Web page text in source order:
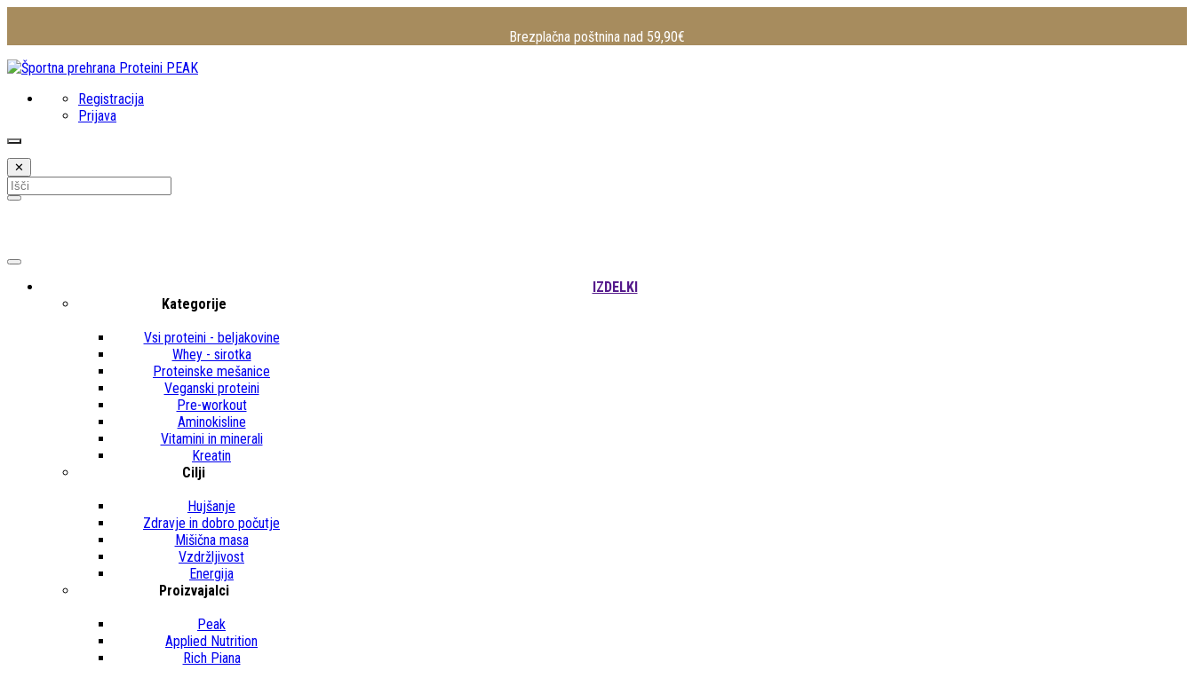
Brezplačna poštnina nad 59,90€
Registracija
Prijava
✕
IZDELKI
Kategorije
Vsi proteini - beljakovine
Whey - sirotka
Proteinske mešanice
Veganski proteini
Pre-workout
Aminokisline
Vitamini in minerali
Kreatin
Cilji
Hujšanje
Zdravje in dobro počutje
Mišična masa
Vzdržljivost
Energija
Proizvajalci
Peak
Applied Nutrition
Rich Piana